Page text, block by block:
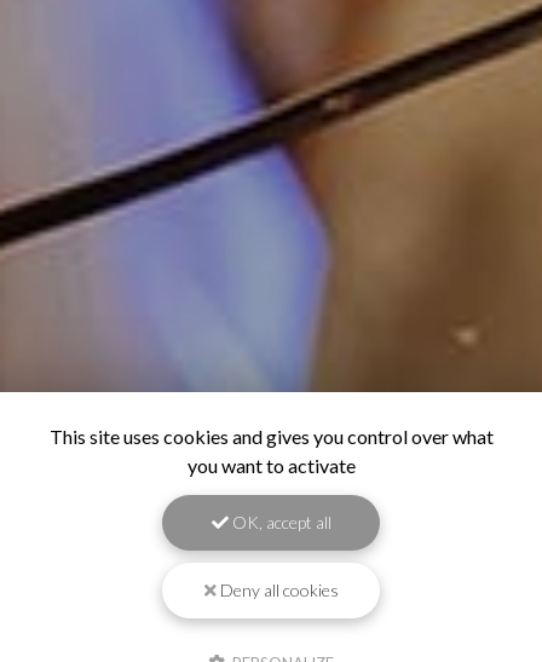
This site uses cookies and gives you control over what
you want to activate
OK, accept all
Deny all cookies